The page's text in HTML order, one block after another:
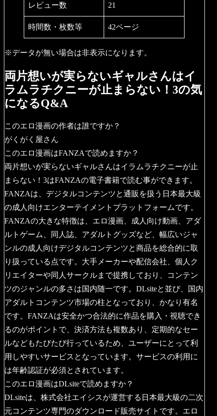
レビュー数 21
時間数・枚数等 42ページ
※データが無い場合は非表示になります。
両片想いが実らないギャルさんはイ
ラムラチクニーが止まらない！3の気
になるQ&A
このエロ漫画の作者は誰ですか？
がくがく屋さん
このエロ漫画はFANZAで読めますか？
両片想いが実らないギャルさんはイラムラチクニーが止
まらない！3はFANZAの電子書籍で読む事ができます。
FANZAは、デジタルコンテンツと通販を扱う日本最大級
の成人向けエンターテイメントプラットフォームです。
FANZAの大きな特徴は、エロ漫画、成人向け動画、アダ
ルトゲーム、同人誌、アダルトグッズなど、幅広いジャ
ンルの成人向けデジタルコンテンツと商品を総合的に取
り扱っている点です。大手メーカーや配信会社、個人ク
リエイターや同人サークルまで提携しており、コンテン
ツのジャンルの多さは国内随一です。DLsiteと並び、国内
アダルトコンテンツ市場の柱となっており、かなり有名
です。FANZAは安全かつ合法的に作品を購入・視聴でき
るのがポイントで、決済方法も複数あり、定期的なセー
ルなどもたびたび行っているため、ユーザーにとって利
用しやすいサービスとなっています。サービスの利用に
は年齢認証が必須とされています。
このエロ漫画はDLsiteで読めますか？
DLsiteは、株式会社エイシスが運営する日本最大級の二次
元コンテンツ専門のダウンロード販売サイトです。エロ